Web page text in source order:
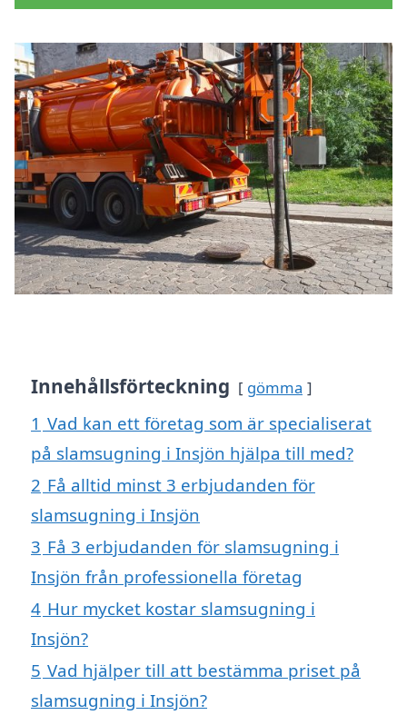
Innehållsförteckning gömma
1 Vad kan ett företag som är specialiserat
på slamsugning i Insjön hjälpa till med?
2 Få alltid minst 3 erbjudanden för
slamsugning i Insjön
3 Få 3 erbjudanden för slamsugning i
Insjön från professionella företag
4 Hur mycket kostar slamsugning i
Insjön?
5 Vad hjälper till att bestämma priset på
slamsugning i Insjön?